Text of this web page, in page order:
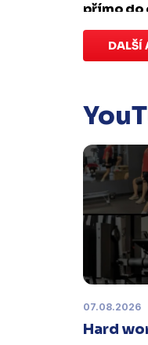
přímo do
budou
prostředí
odehraje
17:00
.
duel by
března
Zápas
Čtvrtek
pátek
DALŠÍ
07.08.2026
Hard